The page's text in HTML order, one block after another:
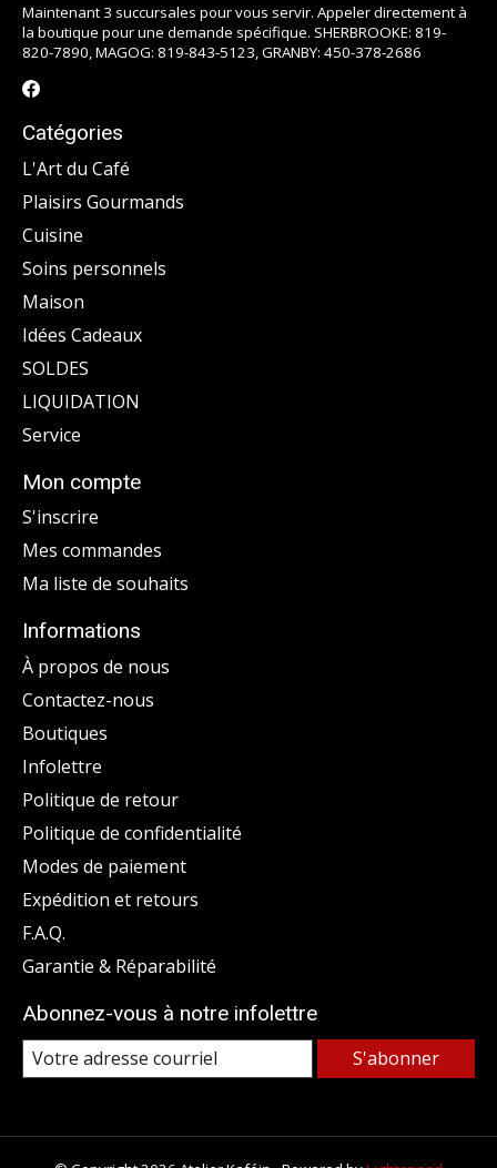
Maintenant 3 succursales pour vous servir. Appeler directement à
la boutique pour une demande spécifique. SHERBROOKE: 819-
820-7890, MAGOG: 819-843-5123, GRANBY: 450-378-2686
Catégories
L'Art du Café
Plaisirs Gourmands
Cuisine
Soins personnels
Maison
Idées Cadeaux
SOLDES
LIQUIDATION
Service
Mon compte
S'inscrire
Mes commandes
Ma liste de souhaits
Informations
À propos de nous
Contactez-nous
Boutiques
Infolettre
Politique de retour
Politique de confidentialité
Modes de paiement
Expédition et retours
F.A.Q.
Garantie & Réparabilité
Abonnez-vous à notre infolettre
S'abonner